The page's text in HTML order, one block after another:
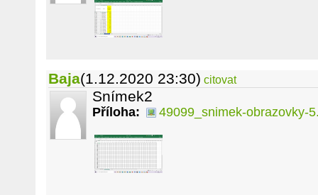
Baja(1.12.2020 23:30) citovat
Snímek2
Příloha: 49099_snimek-obrazovky-